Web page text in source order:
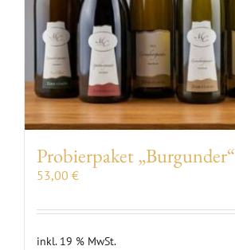
SHOP
Probierpaket „Burgunder“
53,00 €
inkl. 19 % MwSt.